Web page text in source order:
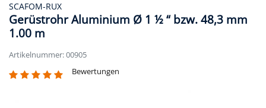
SCAFOM-RUX
Gerüstrohr Aluminium Ø 1 ½ “ bzw. 48,3 mm
1.00 m
Artikelnummer: 00905
Bewertungen